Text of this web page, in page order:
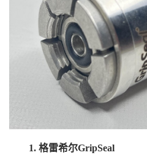
1. 格雷希尔GripSeal